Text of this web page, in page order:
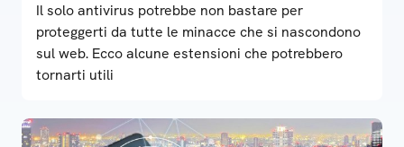
Il solo antivirus potrebbe non bastare per
proteggerti da tutte le minacce che si nascondono
sul web. Ecco alcune estensioni che potrebbero
tornarti utili